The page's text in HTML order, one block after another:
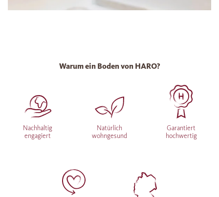
Warum ein Boden von HARO?
Nachhaltig
engagiert
Natürlich
wohngesund
Garantiert
hochwertig